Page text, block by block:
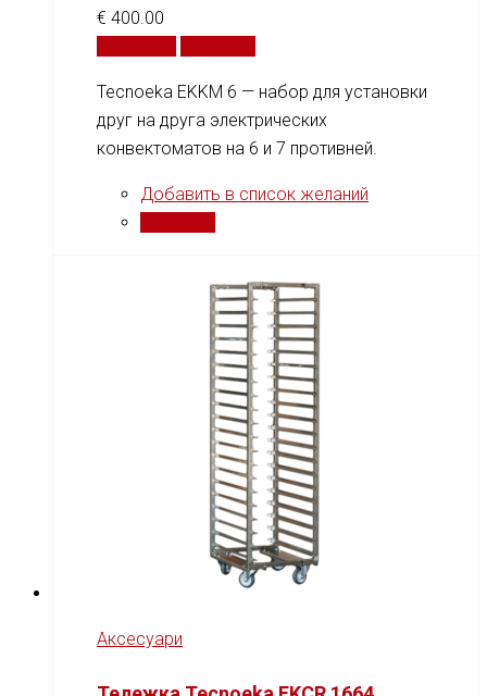
€ 400.00
Tecnoeka EKKM 6 — набор для установки
друг на друга электрических
конвектоматов на 6 и 7 противней.
Добавить в список желаний
Аксесуари